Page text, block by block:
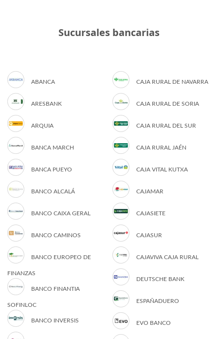
Sucursales bancarias
ABANCA
ARESBANK
ARQUIA
BANCA MARCH
BANCA PUEYO
BANCO ALCALÁ
BANCO CAIXA GERAL
BANCO CAMINOS
BANCO EUROPEO DE
FINANZAS
BANCO FINANTIA
SOFINLOC
BANCO INVERSIS
CAJA RURAL DE NAVARRA
CAJA RURAL DE SORIA
CAJA RURAL DEL SUR
CAJA RURAL JAÉN
CAJA VITAL KUTXA
CAJAMAR
CAJASIETE
CAJASUR
CAJAVIVA CAJA RURAL
DEUTSCHE BANK
ESPAÑADUERO
EVO BANCO